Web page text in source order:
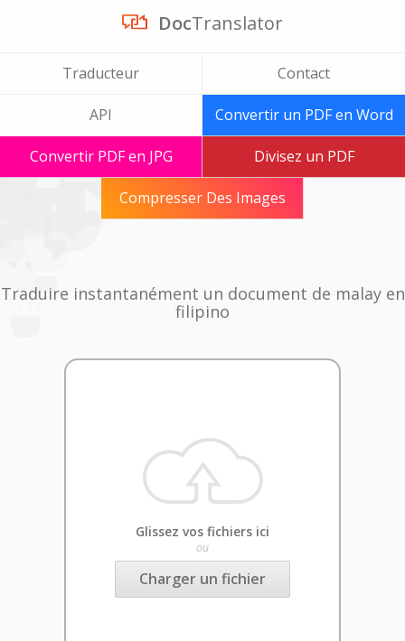
DocTranslator
Traducteur Contact
API Convertir un PDF en Word
Convertir PDF en JPG Divisez un PDF
Compresser Des Images
Traduire instantanément un document de malay en
filipino
Glissez vos fichiers ici
ou
Charger un fichier